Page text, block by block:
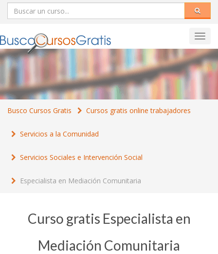
Busco Cursos Gratis Cursos gratis online trabajadores
Servicios a la Comunidad
Servicios Sociales e Intervención Social
Especialista en Mediación Comunitaria
Curso gratis Especialista en
Mediación Comunitaria